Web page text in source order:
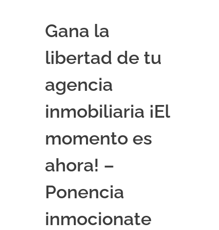
Gana la
libertad de tu
agencia
inmobiliaria ¡El
momento es
ahora! –
Ponencia
inmocionate